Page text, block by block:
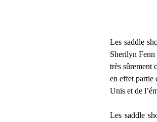
Les saddle
Sherilyn Fenn
très sûrement
en effet partie
Unis et de
Les saddle